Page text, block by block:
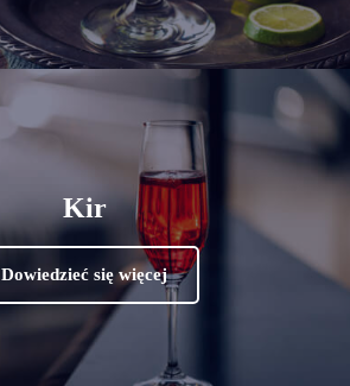
Kir
Dowiedzieć się więcej